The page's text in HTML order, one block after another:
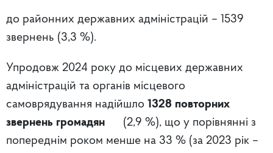
до районних державних адміністрацій – 1539
звернень (3,3 %).
Упродовж 2024 року до місцевих державних
адміністрацій та органів місцевого
самоврядування надійшло 1328 повторних
звернень громадян (2,9 %), що у порівнянні з
попереднім роком менше на 33 % (за 2023 рік –